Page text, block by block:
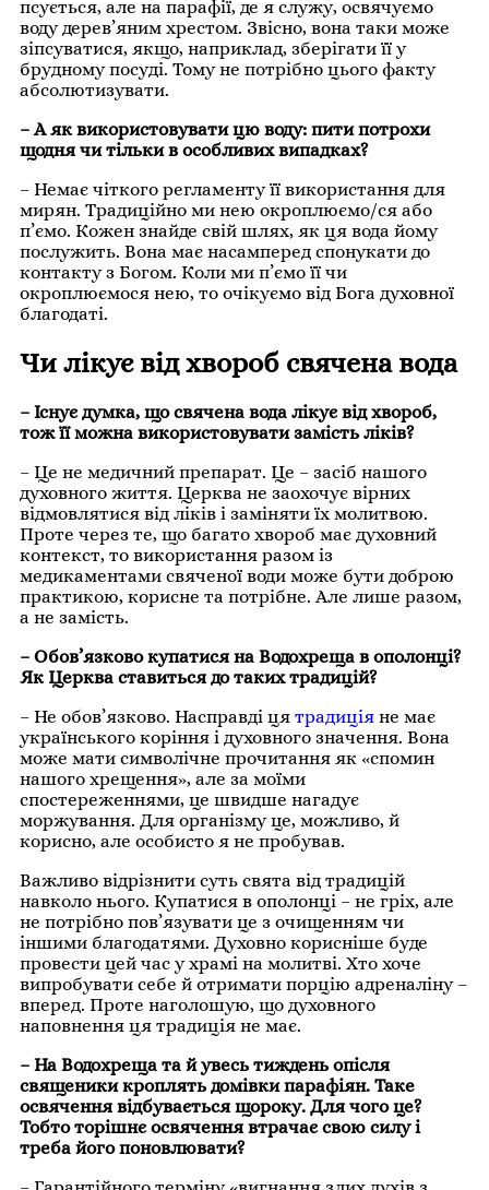
псується, але на парафії, де я служу, освячуємо
воду дерев’яним хрестом. Звісно, вона таки може
зіпсуватися, якщо, наприклад, зберігати її у
брудному посуді. Тому не потрібно цього факту
абсолютизувати.
– А як використовувати цю воду: пити потрохи
щодня чи тільки в особливих випадках?
– Немає чіткого регламенту її використання для
мирян. Традиційно ми нею окроплюємо/ся або
п’ємо. Кожен знайде свій шлях, як ця вода йому
послужить. Вона має насамперед спонукати до
контакту з Богом. Коли ми п’ємо її чи
окроплюємося нею, то очікуємо від Бога духовної
благодаті.
Чи лікує від хвороб свячена вода
– Існує думка, що свячена вода лікує від хвороб,
тож її можна використовувати замість ліків?
– Це не медичний препарат. Це – засіб нашого
духовного життя. Церква не заохочує вірних
відмовлятися від ліків і заміняти їх молитвою.
Проте через те, що багато хвороб має духовний
контекст, то використання разом із
медикаментами свяченої води може бути доброю
практикою, корисне та потрібне. Але лише разом,
а не замість.
– Обов’язково купатися на Водохреща в ополонці?
Як Церква ставиться до таких традицій?
– Не обов’язково. Насправді ця традиція не має
українського коріння і духовного значення. Вона
може мати символічне прочитання як «спомин
нашого хрещення», але за моїми
спостереженнями, це швидше нагадує
моржування. Для організму це, можливо, й
корисно, але особисто я не пробував.
Важливо відрізнити суть свята від традицій
навколо нього. Купатися в ополонці – не гріх, але
не потрібно пов’язувати це з очищенням чи
іншими благодатями. Духовно корисніше буде
провести цей час у храмі на молитві. Хто хоче
випробувати себе й отримати порцію адреналіну –
вперед. Проте наголошую, що духовного
наповнення ця традиція не має.
– На Водохреща та й увесь тиждень опісля
священики кроплять домівки парафіян. Таке
освячення відбувається щороку. Для чого це?
Тобто торішнє освячення втрачає свою силу і
треба його поновлювати?